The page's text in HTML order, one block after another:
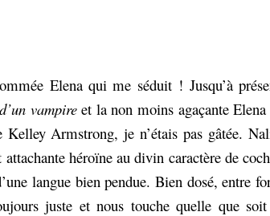
Elena qui me séduit ! Jusqu’à
vampireet la non moins agaçante Elena
Armstrong, je n’étais pas gâtée.
héroïne au divin caractère de
langue bien pendue. Bien dosé, entre
juste et nous touche quelle que